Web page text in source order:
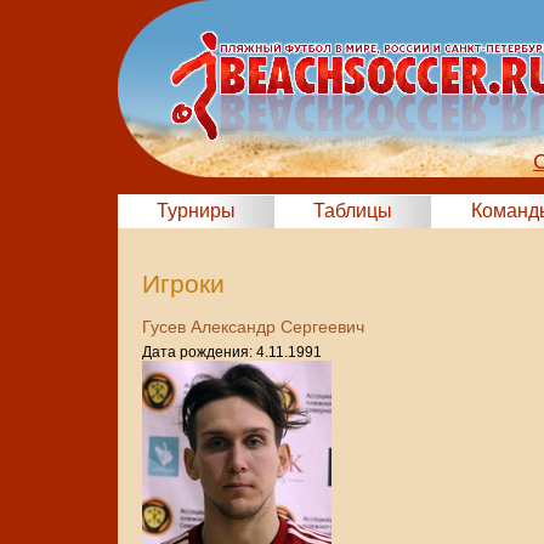
Турниры Таблицы
Игроки
Гусев Александр Сергеевич
Дата рождения: 4.11.1991